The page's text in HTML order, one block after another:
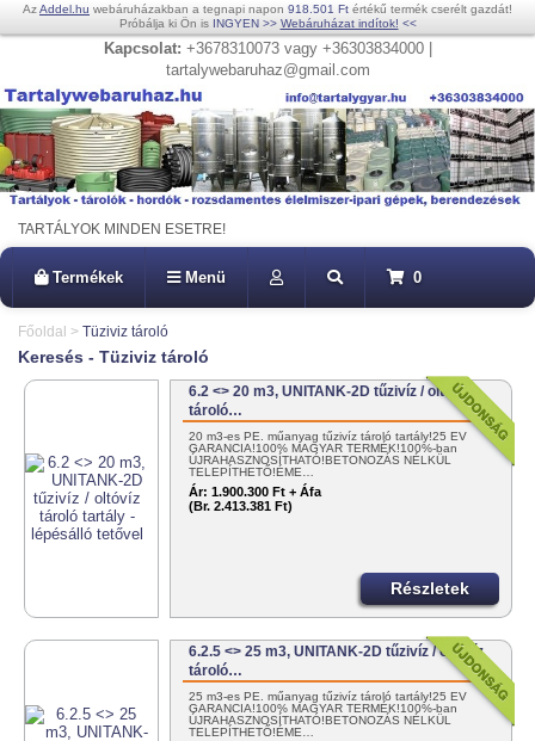
AzAddel.hu webáruházakban a tegnapi napon 918.501 Ft értékű termék cserélt gazdát!
Próbálja ki Ön is INGYEN >> Webáruházat indítok! <<
Kapcsolat: +3678310073 vagy +36303834000 |
tartalywebaruhaz@gmail.com
TARTÁLYOK MINDEN ESETRE!
Termékek Menü 0
Főoldal > Tüziviz tároló
Keresés - Tüziviz tároló
6.2 <> 20 m3, UNITANK-2D tűzivíz / oltóvíz
tároló…
20 m3-es PE. műanyag tűzivíz tároló tartály!25 ÉV
GARANCIA!100% MAGYAR TERMÉK!100%-ban
ÚJRAHASZNOSÍTHATÓ!BETONOZÁS NÉLKÜL
TELEPÍTHETŐ!ÉME…
Ár: 1.900.300 Ft + Áfa
(Br. 2.413.381 Ft)
Részletek
6.2.5 <> 25 m3, UNITANK-2D tűzivíz / oltóvíz
tároló…
25 m3-es PE. műanyag tűzivíz tároló tartály!25 ÉV
GARANCIA!100% MAGYAR TERMÉK!100%-ban
ÚJRAHASZNOSÍTHATÓ!BETONOZÁS NÉLKÜL
TELEPÍTHETŐ!ÉME…